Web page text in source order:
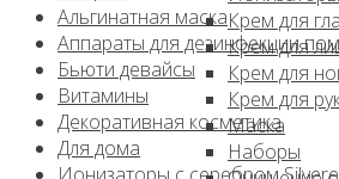
Крем для
Крем для
Крем для
Крем для
Маска
Наборы
Альгинатная маска
Аппараты для дезинфекции
Бьюти девайсы
Витамины
Декоративная косметика
Для дома